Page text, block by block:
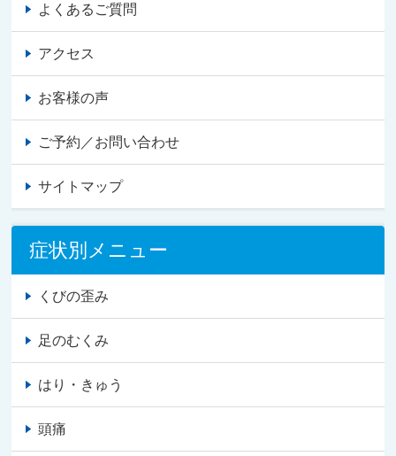
よくあるご質問
アクセス
お客様の声
ご予約／お問い合わせ
サイトマップ
症状別メニュー
くびの歪み
足のむくみ
はり・きゅう
頭痛